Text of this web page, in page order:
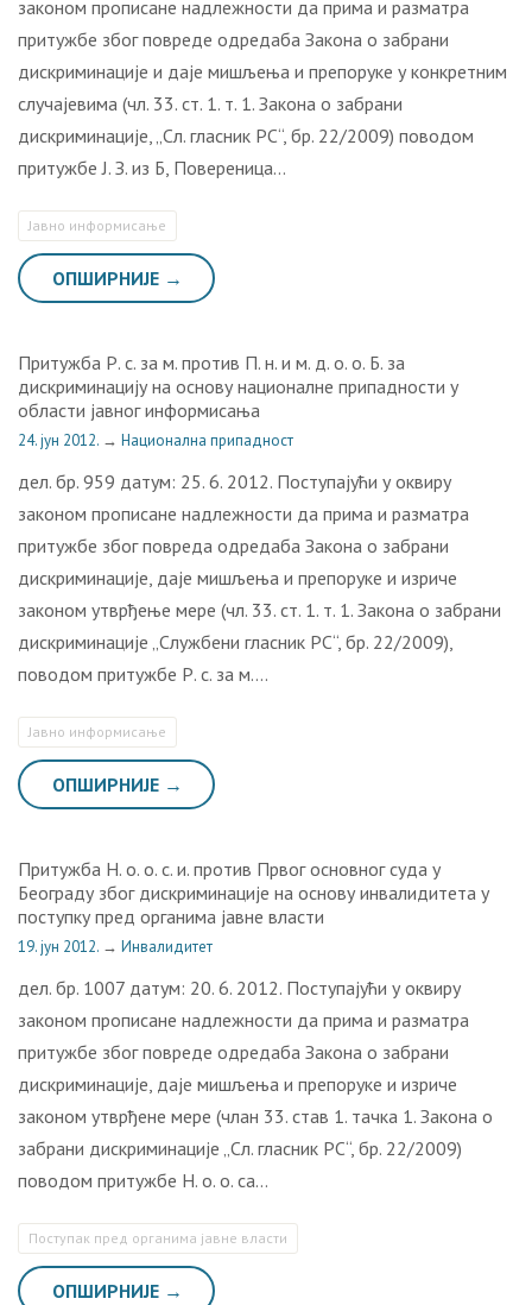
законом прописане надлежности да прима и разматра
притужбе због повреде одредаба Закона о забрани
дискриминације и даје мишљења и препоруке у конкретним
случајевима (чл. 33. ст. 1. т. 1. Закона о забрани
дискриминације, „Сл. гласник РС“, бр. 22/2009) поводом
притужбе Ј. З. из Б, Повереница…
Јавно информисање
ОПШИРНИЈЕ →
Притужба Р. с. за м. против П. н. и м. д. о. о. Б. за
дискриминацију на основу националне припадности у
области јавног информисања
24. јун 2012. → Национална припадност
дел. бр. 959 датум: 25. 6. 2012. Поступајући у оквиру
законом прописане надлежности да прима и разматра
притужбе због повреда одредаба Закона о забрани
дискриминације, даје мишљења и препоруке и изриче
законом утврђење мере (чл. 33. ст. 1. т. 1. Закона о забрани
дискриминације „Службени гласник РС“, бр. 22/2009),
поводом притужбе Р. c. за м….
Јавно информисање
ОПШИРНИЈЕ →
Притужба Н. о. о. с. и. против Првог основног суда у
Београду због дискриминације на основу инвалидитета у
поступку пред органима јавне власти
19. јун 2012. → Инвалидитет
дел. бр. 1007 датум: 20. 6. 2012. Поступајући у оквиру
законом прописане надлежности да прима и разматра
притужбе због повреде одредаба Закона о забрани
дискриминације, даје мишљења и препоруке и изриче
законом утврђене мере (члан 33. став 1. тачка 1. Закона о
забрани дискриминације „Сл. гласник РС“, бр. 22/2009)
поводом притужбе Н. о. о. са…
Поступак пред органима јавне власти
ОПШИРНИЈЕ →